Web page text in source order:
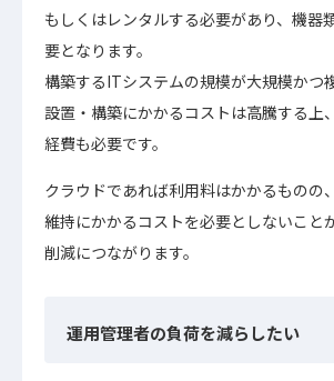
もしくはレンタルする必要があり、機器
要となります。
構築するITシステムの規模が大規模かつ
設置・構築にかかるコストは高騰する上
経費も必要です。
クラウドであれば利用料はかかるものの
維持にかかるコストを必要としないこと
削減につながります。
運用管理者の負荷を減らしたい